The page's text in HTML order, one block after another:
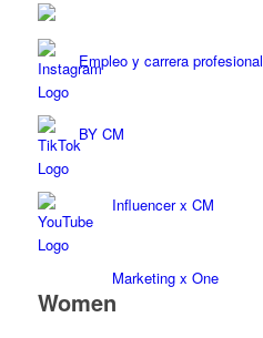
Empleo y carrera profesional
BY CM
Influencer x CM
Marketing x One
Women